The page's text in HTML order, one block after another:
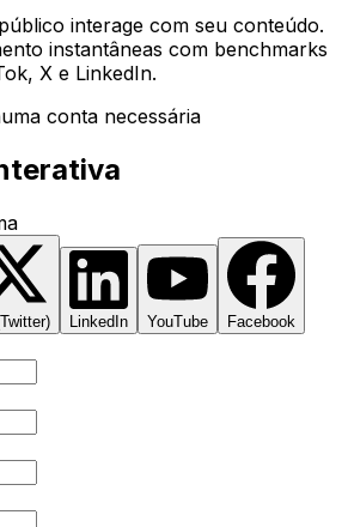
interage com seu conteúdo.
instantâneas com benchmarks
X e LinkedIn.
conta necessária
LinkedIn YouTube Facebook